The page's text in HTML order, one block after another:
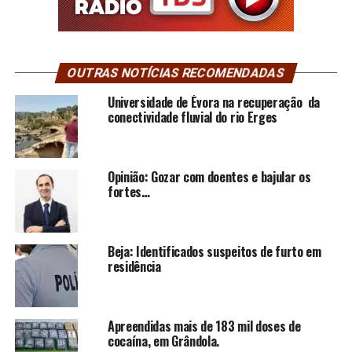
OUTRAS NOTÍCIAS RECOMENDADAS
Universidade de Évora na recuperação da
conectividade fluvial do rio Erges
Opinião: Gozar com doentes e bajular os
fortes…
Beja: Identificados suspeitos de furto em
residência
Apreendidas mais de 183 mil doses de
cocaína, em Grândola.